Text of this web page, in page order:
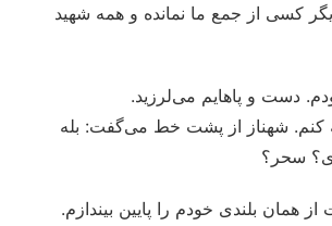
کسی از جمع ما نمانده و همه شهید
دست و پاهایم می‌لرزید.
کنم. شهناز از پشت خط می‌گفت: بله
سحر؟
همان بلندی خودم را پایین بیندازم.